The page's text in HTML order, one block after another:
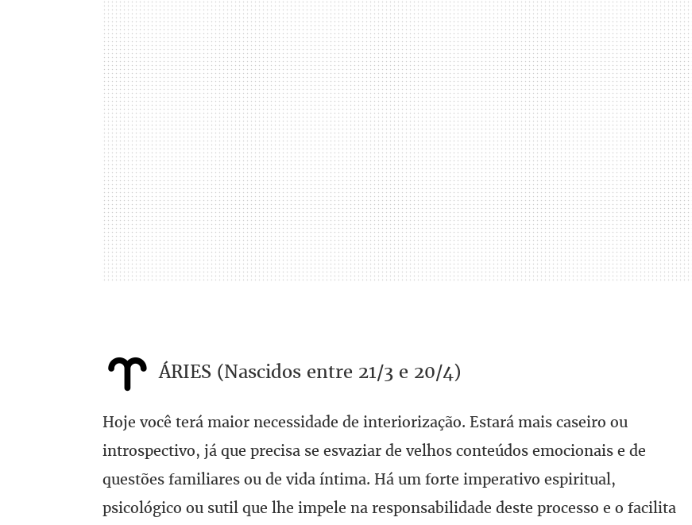
ÁRIES (Nascidos entre 21/3 e 20/4)
Hoje você terá maior necessidade de interiorização. Estará mais caseiro ou
introspectivo, já que precisa se esvaziar de velhos conteúdos emocionais e de
questões familiares ou de vida íntima. Há um forte imperativo espiritual,
psicológico ou sutil que lhe impele na responsabilidade deste processo e o facilita